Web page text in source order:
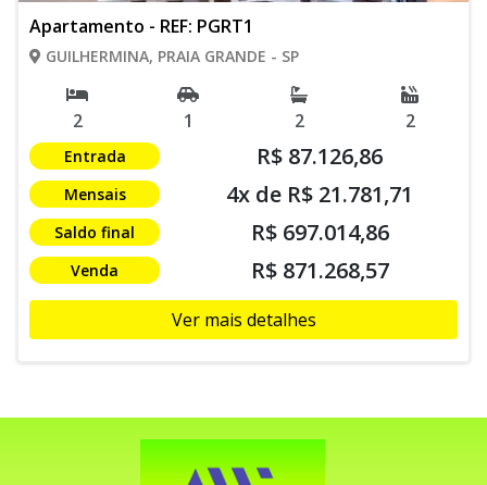
Apartamento - REF: PGRT1
GUILHERMINA, PRAIA GRANDE - SP
2 1 2 2
Entrada R$ 87.126,86
Mensais 4x de R$ 21.781,71
Saldo final R$ 697.014,86
Venda R$ 871.268,57
Ver mais detalhes